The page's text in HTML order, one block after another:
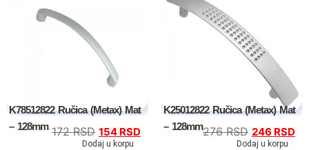
K78512822 Ručica (Metax) Mat
– 128mm 172RSD 154 RSD
Dodaj u korpu
K25012822 Ručica (Metax) Mat
– 128mm276RSD 246 RSD
Dodaj u korpu